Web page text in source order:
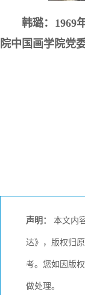
韩璐： 1969
院中国画学院党
声明： 本文内
达》，版权归
考。您如因版
做处理。